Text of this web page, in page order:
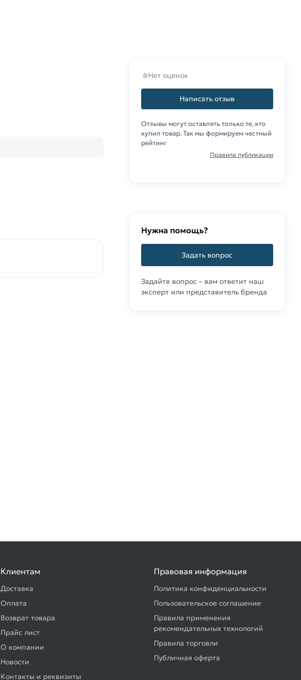
Нет оценок
Написать отзыв
Отзывы могут оставлять только те, кто
купил товар. Так мы формируем честный
рейтинг
Правила публикации
Нужна помощь?
Задать вопрос
Задайте вопрос – вам ответит наш
эксперт или представитель бренда
Клиентам
Доставка
Оплата
Возврат товара
Прайс лист
О компании
Новости
Контакты и реквизиты
Правовая информация
Политика конфиденциальности
Пользовательское соглашение
Правила применения
рекомендательных технологий
Правила торговли
Публичная оферта